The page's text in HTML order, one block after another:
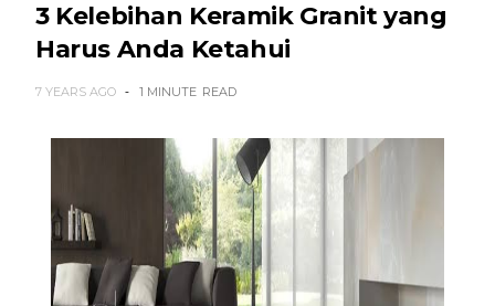
3 Kelebihan Keramik Granit yang
Harus Anda Ketahui
7 YEARS AGO 1 MINUTE READ